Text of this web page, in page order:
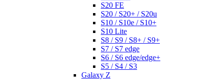
S20 FE
S20 / S20+ / S20u
S10 / S10e / S10+
S10 Lite
S8 / S9 / S8+ / S9+
S7 / S7 edge
S6 / S6 edge/edge+
S5 / S4 / S3
Galaxy Z